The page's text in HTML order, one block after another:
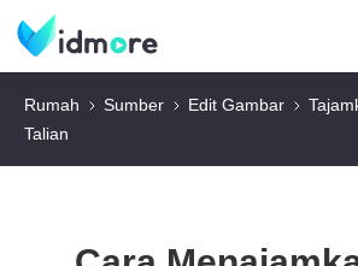
Rumah Sumber Edit Gambar
Talian